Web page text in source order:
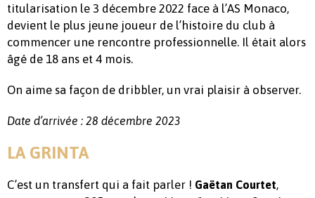
titularisation le 3 décembre 2022 face à l’AS Monaco,
devient le plus jeune joueur de l’histoire du club à
commencer une rencontre professionnelle. Il était alors
âgé de 18 ans et 4 mois.
On aime sa façon de dribbler, un vrai plaisir à observer.
Date d’arrivée : 28 décembre 2023
LA GRINTA
C’est un transfert qui a fait parler ! Gaëtan Courtet,